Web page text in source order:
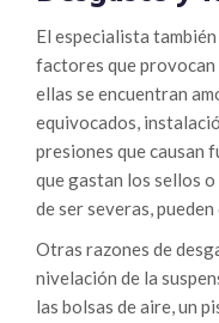
El especialista
factores que
ellas se encuentran
equivocados,
presiones que causan
que gastan los sellos
de ser severas,
Otras razones de
nivelación de la
las bolsas de aire, un